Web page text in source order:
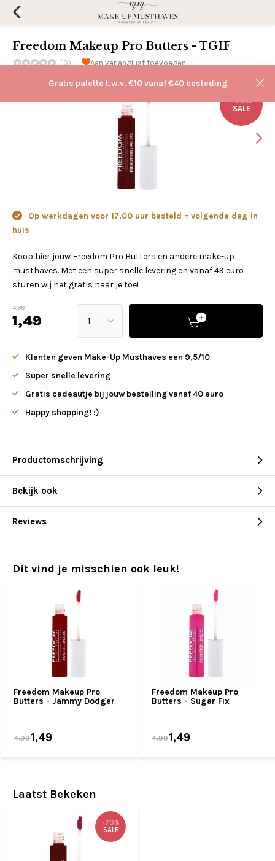
Gratis palette t.w.v. €10 vanaf €40 besteding
Freedom Makeup Pro Butters - TGIF
(0) Aan verlanglijst toevoegen
-70%
SALE
Op werkdagen voor 17.00 uur besteld = volgende dag in
huis
Koop hier jouw Freedom Pro Butters en andere make-up
musthaves. Met een super snelle levering en vanaf 49 euro
sturen wij het gratis naar je toe!
4,99
1,49
Klanten geven Make-Up Musthaves een 9,5/10
Super snelle levering
Gratis cadeautje bij jouw bestelling vanaf 40 euro
Happy shopping! :)
Productomschrijving
Bekijk ook
Reviews
Dit vind je misschien ook leuk!
Freedom Makeup Pro
Butters - Jammy Dodger
4,991,49
Freedom Makeup Pro
Butters - Sugar Fix
4,991,49
Laatst Bekeken
-70%
SALE